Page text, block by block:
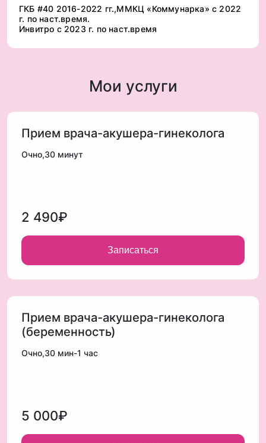
ГКБ #40 2016-2022 гг.,ММКЦ «Коммунарка» с 2022
г. по наст.время.
Инвитро с 2023 г. по наст.время
Мои услуги
Прием врача-акушера-гинеколога
Очно,30 минут
2 490₽
Записаться
Прием врача-акушера-гинеколога
(беременность)
Очно,30 мин-1 час
5 000₽